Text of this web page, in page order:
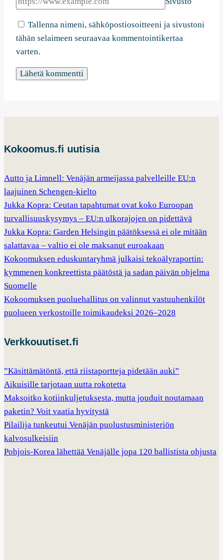
Tallenna nimeni, sähköpostiosoitteeni ja sivustoni
tähän selaimeen seuraavaa kommentointikertaa
varten.
Kokoomus.fi uutisia
Autto ja Limnell: Venäjän armeijassa palvelleille EU:n
laajuinen Schengen-kielto
Jukka Kopra: Ceutan tapahtumat ovat koko Euroopan
turvallisuuskysymys – EU:n ulkorajojen on pidettävä
Jukka Kopra: Garden Helsingin päätöksessä ei ole mitään
salattavaa – valtio ei ole maksanut euroakaan
Kokoomuksen eduskuntaryhmä julkaisi tekoälyraportin:
kymmenen konkreettista päätöstä ja sadan päivän ohjelma
Suomelle
Kokoomuksen puoluehallitus on valinnut vastuuhenkilöt
puolueen verkostoille toimikaudeksi 2026–2028
Verkkouutiset.fi
”Käsittämätöntä, että riistaportteja pidetään auki”
Aikuisille tarjotaan uutta rokotetta
Maksoitko kotiinkuljetuksesta, mutta jouduit noutamaan
paketin? Voit vaatia hyvitystä
Pilailija tunkeutui Venäjän puolustusministeriön
kalvosulkeisiin
Pohjois-Korea lähettää Venäjälle jopa 120 ballistista ohjusta